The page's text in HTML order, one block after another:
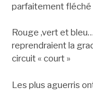
parfaitement fléché
Rouge ,vert et
reprendraient la
circuit « court »
Les plus aguerris